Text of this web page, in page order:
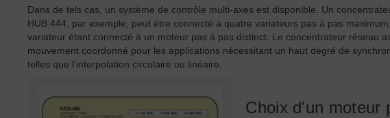
Dans de tels cas, un système de contrôle multi-axes est disponible. Un
HUB 444, par exemple, peut être connecté à quatre variateurs pas à pas
variateur étant connecté à un moteur pas à pas distinct. Le concentrateur réseau
mouvement coordonné pour les applications nécessitant un haut degré de
telles que l'interpolation circulaire ou linéaire.
Choix d'un moteur